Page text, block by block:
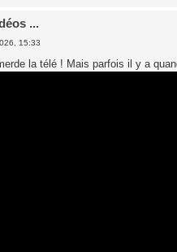
...
15:33
la télé ! Mais parfois il y a